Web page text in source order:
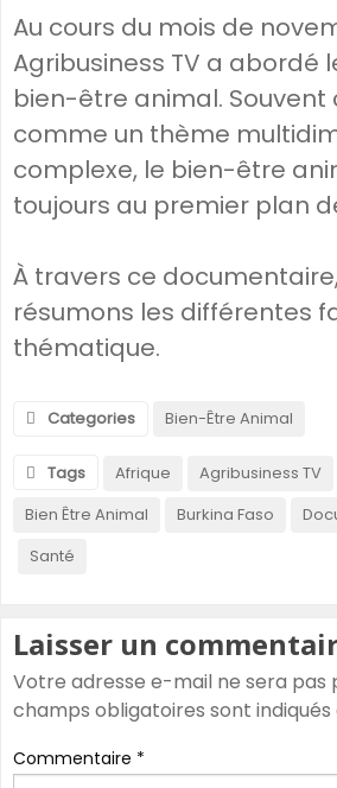
Au cours du mois de
Agribusiness TV a abordé
bien-être animal. Souvent
comme un thème
complexe, le bien-être
toujours au premier plan
À travers ce
résumons les différentes
thématique.
Categories Bien-Être Animal
Tags Afrique Agribusiness TV
Bien Être Animal
Burkina Faso
Santé
Laisser un
Votre adresse e-mail ne sera pas
champs obligatoires sont indiqués
Commentaire *